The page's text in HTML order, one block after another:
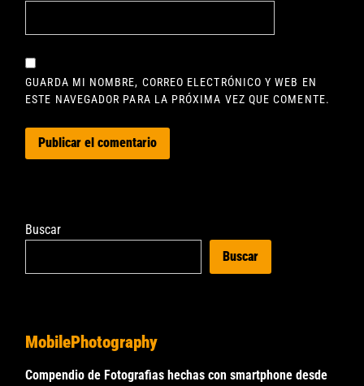
GUARDA MI NOMBRE, CORREO ELECTRÓNICO Y WEB EN
ESTE NAVEGADOR PARA LA PRÓXIMA VEZ QUE COMENTE.
Buscar
Buscar
MobilePhotography
Compendio de Fotografias hechas con smartphone desde